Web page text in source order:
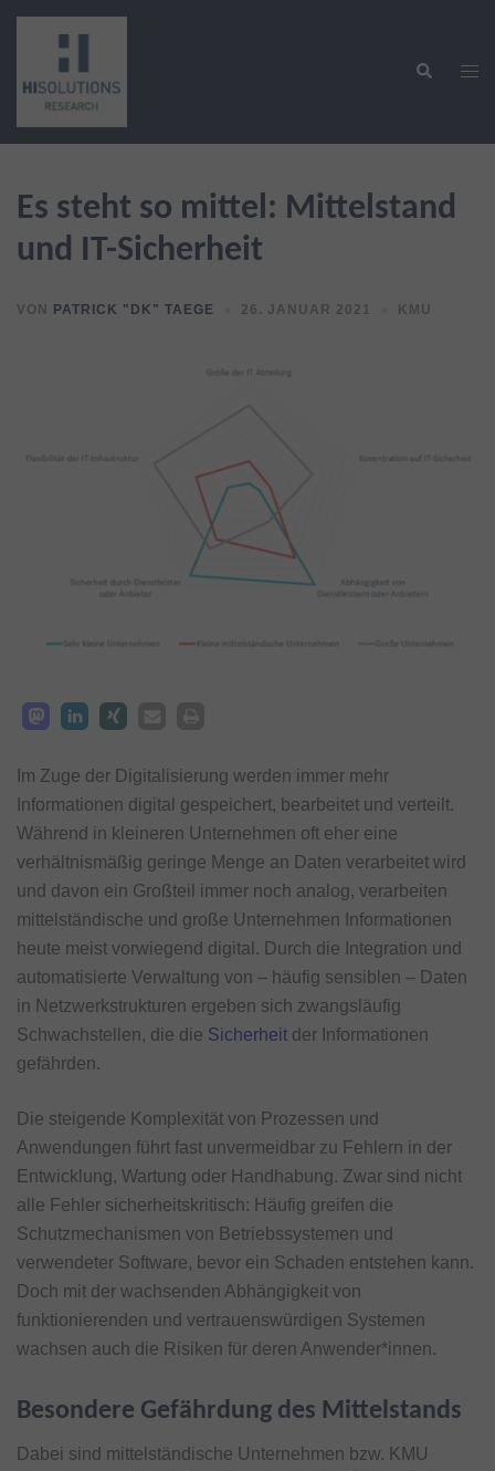
Zum
springen
Suche
Es steht so mittel: Mittelstand
und IT-Sicherheit
VON PATRICK "DK" TAEGE 26. JANUAR 2021 KMU
Im Zuge der Digitalisierung werden immer mehr
Informationen digital gespeichert, bearbeitet und verteilt.
Während in kleineren Unternehmen oft eher eine
verhältnismäßig geringe Menge an Daten verarbeitet wird
und davon ein Großteil immer noch analog, verarbeiten
mittelständische und große Unternehmen Informationen
heute meist vorwiegend digital. Durch die Integration und
automatisierte Verwaltung von – häufig sensiblen – Daten
in Netzwerkstrukturen ergeben sich zwangsläufig
Schwachstellen, die die Sicherheit der Informationen
gefährden.
Die steigende Komplexität von Prozessen und
Anwendungen führt fast unvermeidbar zu Fehlern in der
Entwicklung, Wartung oder Handhabung. Zwar sind nicht
alle Fehler sicherheitskritisch: Häufig greifen die
Schutzmechanismen von Betriebssystemen und
verwendeter Software, bevor ein Schaden entstehen kann.
Doch mit der wachsenden Abhängigkeit von
funktionierenden und vertrauenswürdigen Systemen
wachsen auch die Risiken für deren Anwender*innen.
Besondere Gefährdung des Mittelstands
Dabei sind mittelständische Unternehmen bzw. KMU